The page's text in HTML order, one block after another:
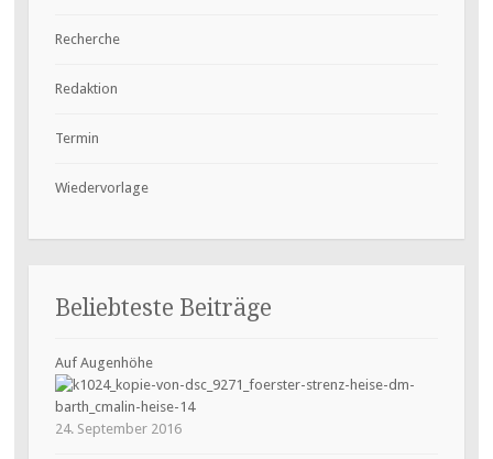
Recherche
Redaktion
Termin
Wiedervorlage
Beliebteste Beiträge
Auf Augenhöhe
24. September 2016